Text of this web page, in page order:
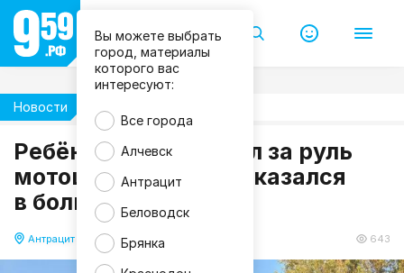
Вы можете выбрать
город, материалы
которого вас
интересуют:
Все города
Алчевск
Антрацит
Беловодск
Брянка
Новости
Ребёнок без прав сел за руль
мотоцикла в ЛНР и оказался
в больнице
Антрацит 23.06.2025 12:08 643